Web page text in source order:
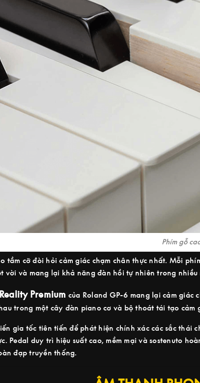
Phím gỗ
tầm cỡ đòi hỏi cảm giác chạm chân thực nhất. Mỗi
vời và mang lại khả năng đàn hồi tự nhiên trong nhiều
Premium của Roland GP-6 mang lại cảm giác
trong một cây đàn piano cơ và bộ thoát tái tạo cảm
gia tốc tiên tiến để phát hiện chính xác các sắc
Pedal duy trì hiệu suất cao, mềm mại và sostenuto
đạp truyền thống.